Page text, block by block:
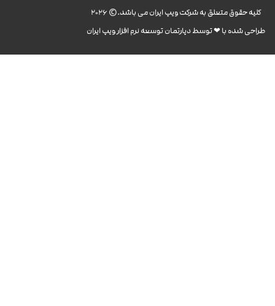
کليه حقوق متعلق به شرکت ویپ ایران می باشد.© 2026
طراحی شده با ❤︎ توسط دپارتمان توسعه نرم افزار ویپ ایران